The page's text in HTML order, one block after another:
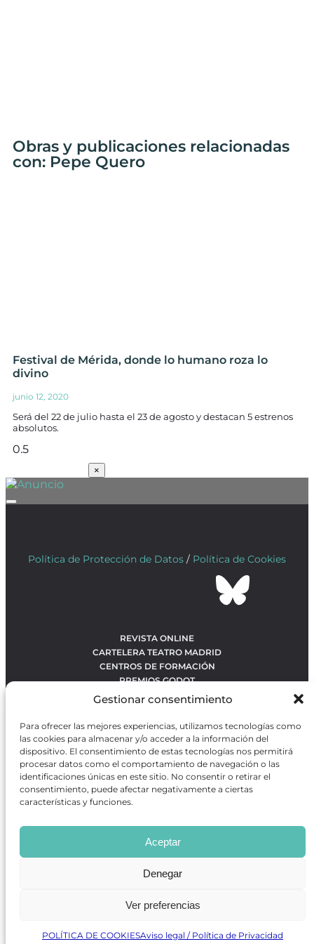
Gestionar consentimiento
Para ofrecer las mejores experiencias, utilizamos tecnologías como
las cookies para almacenar y/o acceder a la información del
dispositivo. El consentimiento de estas tecnologías nos permitirá
procesar datos como el comportamiento de navegación o las
identificaciones únicas en este sitio. No consentir o retirar el
consentimiento, puede afectar negativamente a ciertas
características y funciones.
Aceptar
Denegar
Ver preferencias
POLÍTICA DE COOKIESAviso legal / Política de Privacidad
Obras y publicaciones relacionadas
con: Pepe Quero
Festival de Mérida, donde lo humano roza lo
divino
junio 12, 2020
Será del 22 de julio hasta el 23 de agosto y destacan 5 estrenos
absolutos.
×
Política de Protección de Datos / Política de Cookies
REVISTA ONLINE
CARTELERA TEATRO MADRID
CENTROS DE FORMACIÓN
PREMIOS GODOT
CONTACTO
OBRAS MÁS VOTADAS
RANKING MEJORES OBRAS
BÚSQUEDA AVANZADA DE OBRAS
Revista GODOTes una revista independiente especializada
en información sobre artes escénicas de Madrid, gratuita y
que se distribuye en espacios escénicos, además de otros
puntos de interés turístico y de ocio de la capital.
Desarrollado por Precise Future